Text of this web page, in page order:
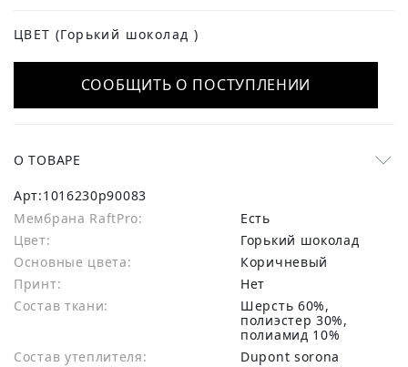
ЦВЕТ (Горький шоколад )
СООБЩИТЬ О ПОСТУПЛЕНИИ
О ТОВАРЕ
Арт:1016230p90083
Мембрана RaftPro:
есть
Цвет:
Горький шоколад
Основные цвета:
коричневый
Принт:
Нет
Состав ткани:
шерсть 60%,
полиэстер 30%,
полиамид 10%
Состав утеплителя:
Dupont sorona